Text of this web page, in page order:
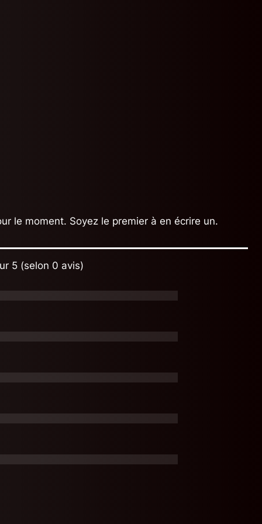
le moment. Soyez le premier à en écrire un.
5 (selon 0 avis)